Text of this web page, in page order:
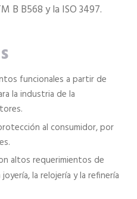
B B568 y la ISO 3497.
funcionales a partir de
la industria de la
al consumidor, por
altos requerimientos de
la relojería y la refinería